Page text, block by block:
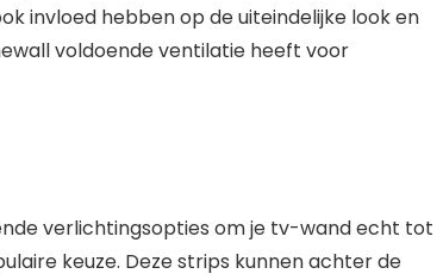
invloed hebben op de uiteindelijke look en
voldoende ventilatie heeft voor
verlichtingsopties om je tv-wand echt tot
keuze. Deze strips kunnen achter de